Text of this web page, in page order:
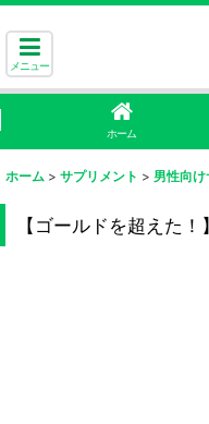
メニュー
ホーム
ホーム > サプリメント > 男性向け
【ゴールドを超えた